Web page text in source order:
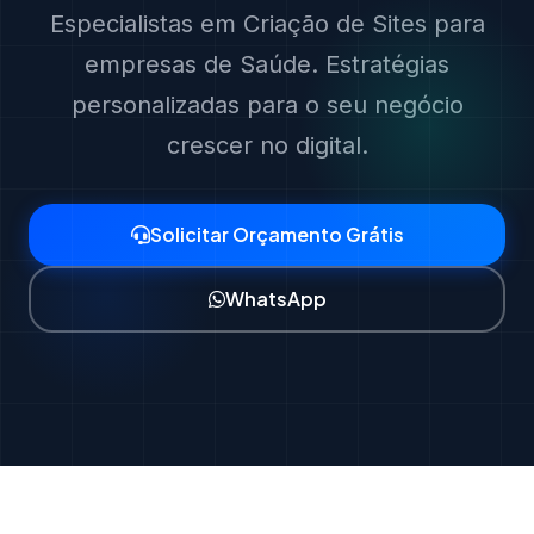
Especialistas em Criação de Sites para
empresas de Saúde. Estratégias
personalizadas para o seu negócio
crescer no digital.
Solicitar Orçamento Grátis
WhatsApp